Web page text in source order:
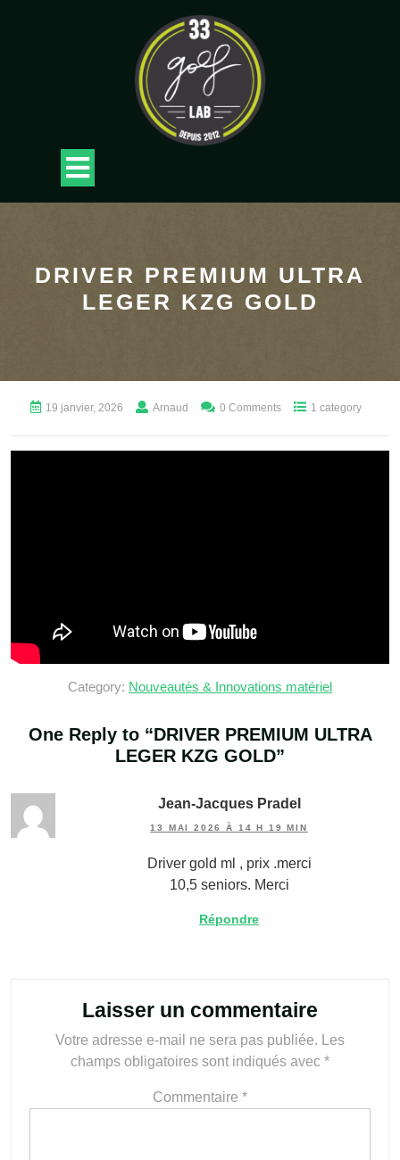
Button
DRIVER PREMIUM ULTRA
LEGER KZG GOLD
19 janvier, 2026 Arnaud 0 Comments 1 category
Category: Nouveautés & Innovations matériel
One Reply to “DRIVER PREMIUM ULTRA
LEGER KZG GOLD”
Jean-Jacques Pradel
13 MAI 2026 À 14 H 19 MIN
Driver gold ml , prix .merci
10,5 seniors. Merci
Répondre
Laisser un commentaire
Votre adresse e-mail ne sera pas publiée.
Les
champs obligatoires sont indiqués avec *
Commentaire *